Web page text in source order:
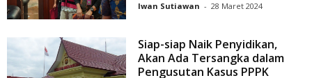
Iwan Sutiawan - 28 Maret 2024
Siap-siap Naik Penyidikan,
Akan Ada Tersangka dalam
Pengusutan Kasus PPPK